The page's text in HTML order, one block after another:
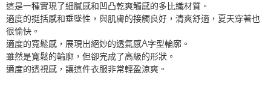
這是一種實現了細膩感和凹凸乾爽觸感的多比織材質。
適度的挺括感和垂墜性，與肌膚的接觸良好，清爽舒適，夏天穿著也
很愉快。
適度的寬鬆感，展現出絕妙的透氣感A字型輪廓。
雖然是寬鬆的輪廓，但卻完成了高級的形狀。
適度的透視感，讓這件衣服非常輕盈涼爽。